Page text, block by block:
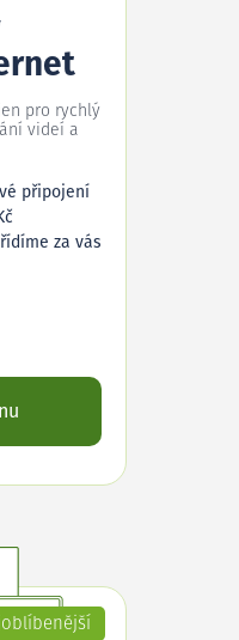
pro rychlý
videí a
připojení
za vás